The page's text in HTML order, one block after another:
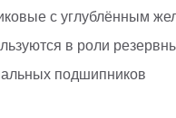
с углублённым
в роли
подшипников